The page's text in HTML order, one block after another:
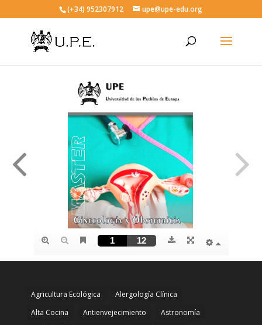
(+34) 952307912 upe@upe-edu.org
Agricultura Ecológica
Alergología Clínica
Alta Cocina
Antienvejecimiento
Astronomía